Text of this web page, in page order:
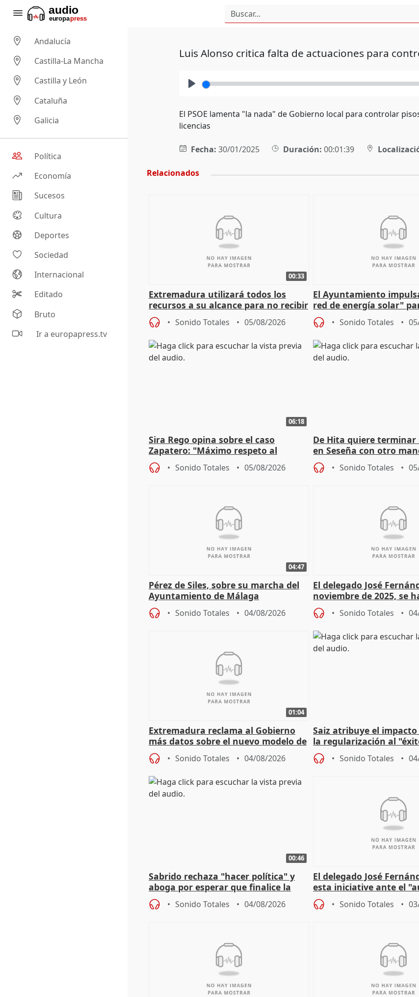
Andalucía
Castilla-La Mancha
Castilla y León
Cataluña
Galicia
Política
Economía
Sucesos
Cultura
Deportes
Sociedad
Internacional
Editado
Bruto
Ir a europapress.tv
Luis Alonso critica falta de actuaciones para
El PSOE lamenta "la nada" de Gobierno local para controlar
licencias
Fecha: 30/01/2025 Duración: 00:01:39
Relacionados
00:33
Extremadura utilizará todos los
recursos a su alcance para no recibir
más menores migrantes
Sonido Totales 05/08/2026
El Ayuntamiento
red de energía solar"
autoconsumo
Sonido Totales
06:18
Sira Rego opina sobre el caso
Zapatero: "Máximo respeto al
proceso judicial"
Sonido Totales 05/08/2026
De Hita quiere terminar
en Seseña con otro
Sonido Totales
04:47
Pérez de Siles, sobre su marcha del
Ayuntamiento de Málaga
Sonido Totales 04/08/2026
El delegado José
noviembre de 2025, se
9.810 ayudas por
Sonido Totales
01:04
Extremadura reclama al Gobierno
más datos sobre el nuevo modelo de
financiación
Sonido Totales 04/08/2026
Saiz atribuye el
la regularización al
del Gobierno
Sonido Totales
00:46
Sabrido rechaza "hacer política" y
aboga por esperar que finalice la
investigación del incendio
Sonido Totales 04/08/2026
El delegado José
esta iniciative ante el
personas sin hogar en
Sonido Totales